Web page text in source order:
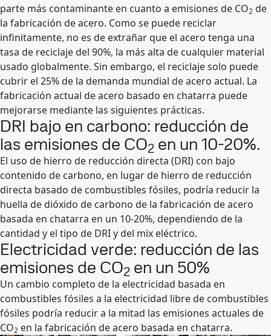
parte más contaminante en cuanto a emisiones de CO2 de
la fabricación de acero. Como se puede reciclar
infinitamente, no es de extrañar que el acero tenga una
tasa de reciclaje del 90%, la más alta de cualquier material
usado globalmente. Sin embargo, el reciclaje solo puede
cubrir el 25% de la demanda mundial de acero actual. La
fabricación actual de acero basado en chatarra puede
mejorarse mediante las siguientes prácticas.
DRI bajo en carbono: reducción de
las emisiones de CO2 en un 10-20%.
El uso de hierro de reducción directa (DRI) con bajo
contenido de carbono, en lugar de hierro de reducción
directa basado de combustibles fósiles, podría reducir la
huella de dióxido de carbono de la fabricación de acero
basada en chatarra en un 10-20%, dependiendo de la
cantidad y el tipo de DRI y del mix eléctrico.
Electricidad verde: reducción de las
emisiones de CO2 en un 50%
Un cambio completo de la electricidad basada en
combustibles fósiles a la electricidad libre de combustibles
fósiles podría reducir a la mitad las emisiones actuales de
CO2 en la fabricación de acero basada en chatarra.